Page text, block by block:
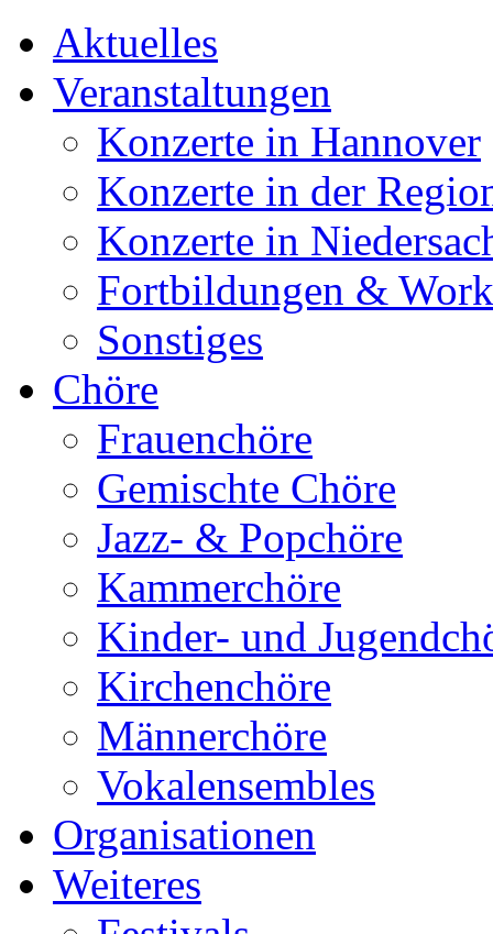
Aktuelles
Veranstaltungen
Konzerte in Hannover
Konzerte in der
Konzerte in
Fortbildungen &
Sonstiges
Chöre
Frauenchöre
Gemischte Chöre
Jazz- & Popchöre
Kammerchöre
Kinder- und
Kirchenchöre
Männerchöre
Vokalensembles
Organisationen
Weiteres